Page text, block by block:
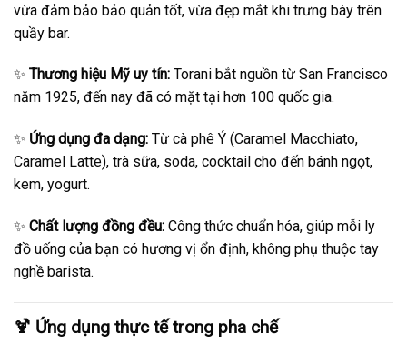
vừa đảm bảo bảo quản tốt, vừa đẹp mắt khi trưng bày trên
quầy bar.
✨ Thương hiệu Mỹ uy tín: Torani bắt nguồn từ San Francisco
năm 1925, đến nay đã có mặt tại hơn 100 quốc gia.
✨ Ứng dụng đa dạng: Từ cà phê Ý (Caramel Macchiato,
Caramel Latte), trà sữa, soda, cocktail cho đến bánh ngọt,
kem, yogurt.
✨ Chất lượng đồng đều: Công thức chuẩn hóa, giúp mỗi ly
đồ uống của bạn có hương vị ổn định, không phụ thuộc tay
nghề barista.
🍹 Ứng dụng thực tế trong pha chế